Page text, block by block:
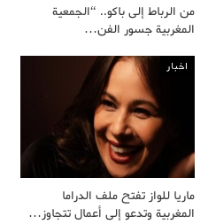
من الرباط إلى باكو.. “الجمعية
المغربية جسور الفن…
اخبار
ماريا للواز تفتح ملف الدراما
المغربية وتدعو إلى أعمال تتجاوز…